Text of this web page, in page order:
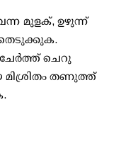
മുളക്, ഉഴുന്ന്
ചേര്‍ത്ത് ചെറു
തണുത്ത്